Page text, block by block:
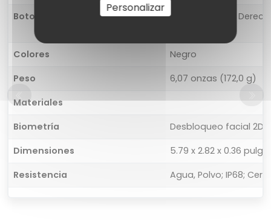
Botones
Izquierda: Otro;
Colores
Negro
Peso
6,07 onzas (172,0 g)
Materiales
Biometría
Desbloqueo facial 2D
Dimensiones
5.79 x 2.82 x 0.36
Resistencia
Agua, Polvo; IP68;
Personalizar